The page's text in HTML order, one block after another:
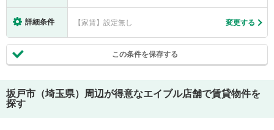
詳細条件 【家賃】設定無し 変更する
この条件を保存する
坂戸市（埼玉県）
周辺が得意なエイブル店舗で賃貸物件を
探す